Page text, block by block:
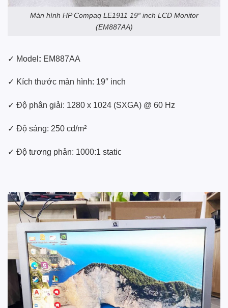
Màn hình HP CompaqLE1911 19″ inch LCD Monitor
(EM887AA)
✓ Model : EM887AA
✓ Kích thước màn hình: 19″ inch
✓ Độ phân giải: 1280 x 1024 (SXGA) @ 60 Hz
✓ Độ sáng: 250 cd/m²
✓ Độ tương phản: 1000:1 static